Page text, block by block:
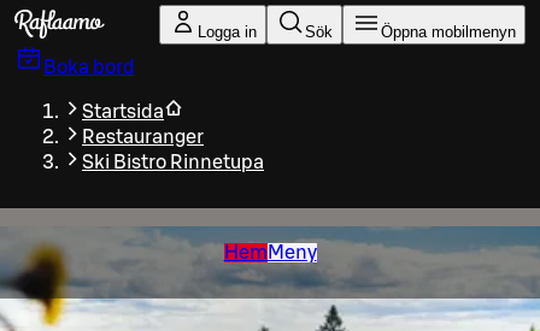
Gå till huvudinnehållet
Logga in Sök Öppna mobilmenyn
Boka bord
Startsida
Restauranger
Ski Bistro Rinnetupa
Hem Meny